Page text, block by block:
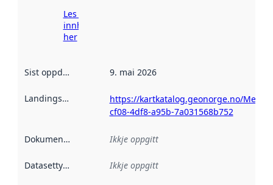
Les meir om
innhenting
her
Sist oppdatert 9. mai 2026
Landingsside
https://kartkatalog.geonorge.no/
cf08-4df8-a95b-7a031568b752
Dokumentasjon Ikkje oppgitt
Datasettype Ikkje oppgitt